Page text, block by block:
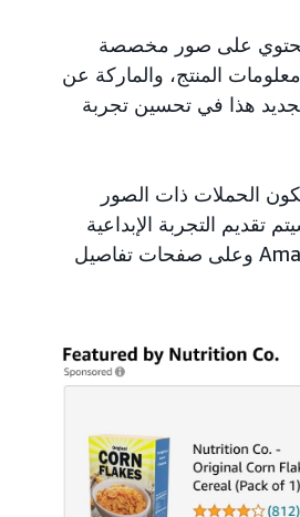
تحتوي على صور مخصصة
المنتج، والماركة عن
هذا في تحسين تجربة
الحملات ذات الصور
تقديم التجربة الإبداعية
الجديدة في مواضع ظهور مخصصة جديدة على الصفحة الرئيسية لمتجر Amazon وعلى صفحات تفاصيل